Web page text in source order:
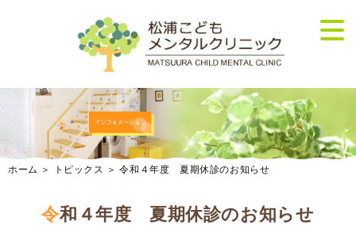
ホーム ＞ トピックス ＞ 令和４年度 夏期休診のお知らせ
令和４年度 夏期休診のお知らせ